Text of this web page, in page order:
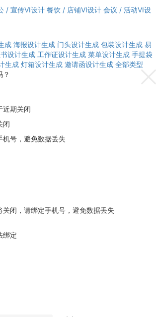
/ 宣传VI设计 餐饮 / 店铺VI设计 会议 / 活动VI设
成 海报设计生成 门头设计生成 包装设计生成 易
设计生成 工作证设计生成 菜单设计生成 手提袋
生成 灯箱设计生成 邀请函设计生成 全部类型
？
近期关闭
闭
号，避免数据丢失
闭，请绑定手机号，避免数据丢失
绑定